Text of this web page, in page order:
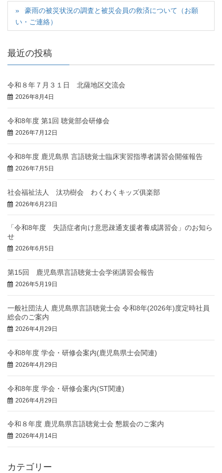
豪雨の被災状況の調査と被災会員の救済について（お願
い・ご連絡）
最近の投稿
令和８年７月３１日 北薩地区交流会
2026年8月4日
令和8年度 第1回 聴覚部会研修会
2026年7月12日
令和8年度 鹿児島県 言語聴覚士臨床実習指導者講習会開催報告
2026年7月5日
社会福祉法人 汰功樹会 わくわくキッズ俱楽部
2026年6月23日
「令和8年度 失語症者向け意思疎通支援者養成講習会」のお知ら
せ
2026年6月5日
第15回 鹿児島県言語聴覚士会学術講習会報告
2026年5月19日
一般社団法人 鹿児島県言語聴覚士会 令和8年(2026年)度定時社員
総会のご案内
2026年4月29日
令和8年度 学会・研修会案内(鹿児島県士会関連)
2026年4月29日
令和8年度 学会・研修会案内(ST関連)
2026年4月29日
令和８年度 鹿児島県言語聴覚士会 懇親会のご案内
2026年4月14日
カテゴリー